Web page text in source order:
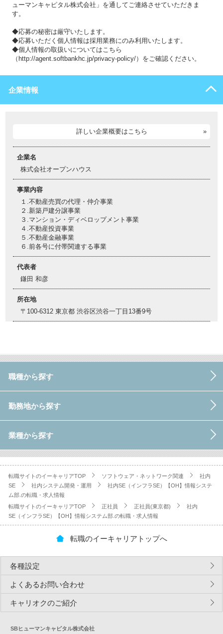
ューマンキャピタル株式会社」を通してご連絡させていただきま
す。
◆応募の秘密は厳守いたします。
◆応募いただく個人情報は採用業務にのみ利用いたします。
◆個人情報の取扱いについてはこちら
（http://agent.softbankhc.jp/privacy-policy/）をご確認ください。
企業情報
詳しい企業概要はこちら
企業名
株式会社オープンハウス
事業内容
１.不動産売買の代理・仲介事業
２.新築戸建分譲事業
３.マンション・ディベロップメント事業
４.不動産投資事業
５.不動産金融事業
６.前各号に付帯関連する事業
代表者
鎌田 和彦
所在地
〒100-6312 東京都 渋谷区渋谷一丁目13番9号
職種から探す
勤務地から探す
業種から探す
転職サイトのイーキャリアTOP ソフトウェア・ネットワーク関連
社内
SE
社内システム開発・運用
社内SE（インフラSE）【OH】情報システ
ム部.の転職・求人情報
転職サイトのイーキャリアTOP
正社員 正社員(東京都)
社内
SE（インフラSE）【OH】情報システム部.の転職・求人情報
転職のイーキャリアトップへ
各種設定
よくあるお問い合わせ
キャリオクのご紹介
SBヒューマンキャピタル株式会社